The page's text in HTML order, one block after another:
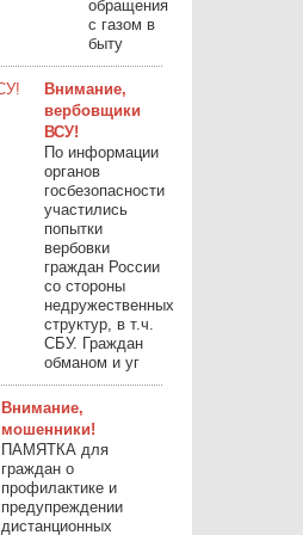
обращения
с газом в
быту
Внимание,
вербовщики
ВСУ!
По информации
органов
госбезопасности
участились
попытки
вербовки
граждан России
со стороны
недружественных
структур, в т.ч.
СБУ. Граждан
обманом и уг
Внимание,
мошенники!
ПАМЯТКА для
граждан о
профилактике и
предупреждении
дистанционных